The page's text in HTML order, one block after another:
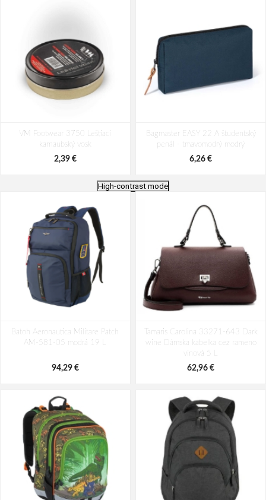
VM Footwear 3750 Leštiaci
karnaubský vosk
2,39 €
Bagmaster EASY 22 A študentský
penál - tmavomodrý modrý
6,26 €
AM-580-05 modrá 22 L
Rosé 35 l
49,10 €
High-contrast mode
Batoh Aeronautica Militare Patch
AM-581-05 modrá 19 L
94,29 €
Tamaris Carolina 33271-643 Dark
wine Dámska kabelka cez rameno
vínová 5 L
62,96 €